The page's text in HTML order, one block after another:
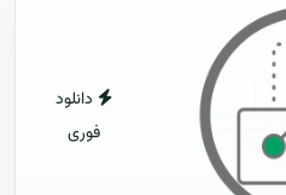
دانلود
فوری